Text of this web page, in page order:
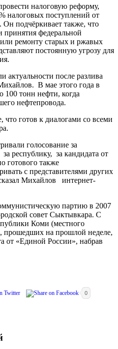
налоговую реформу,
налоговых поступлений от
подчёркивает также, что
принятия федеральной
ремонту старых и ржавых
постоянную угрозу для
актуальности после разлива
В мае этого года в
100 тонн нефти, когда
нефтепровода.
что готов к диалогами со всеми
голосование за
республику, за кандидата от
готового также
с представителями других
Михайлов интернет-
партию в 2007
совет Сыктывкара. С
Коми (местного
прошедших на прошлой неделе,
от «Единой России», набрав
0